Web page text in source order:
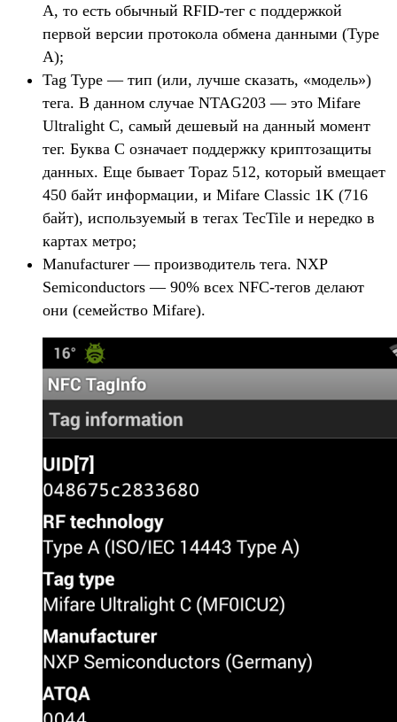
A, то есть обычный RFID-тег c поддержкой
первой версии протокола обмена данными (Type
A);
Tag Type — тип (или, лучше сказать, «модель»)
тега. В данном случае NTAG203 — это Mifare
Ultralight C, самый дешевый на данный момент
тег. Буква C означает поддержку криптозащиты
данных. Еще бывает Topaz 512, который вмещает
450 байт информации, и Mifare Classic 1K (716
байт), используемый в тегах TecTile и нередко в
картах метро;
Manufacturer — производитель тега. NXP
Semiconductors — 90% всех NFC-тегов делают
они (семейство Mifare).